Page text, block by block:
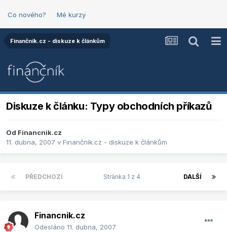
Co nového? Mé kurzy
Finančník.cz - diskuze k článkům
Diskuze k článku: Typy obchodních příkazů
Od Financnik.cz
11. dubna, 2007 v Finančník.cz - diskuze k článkům
PŘEDCHOZÍ DALŠÍ
Stránka 1 z 4
Financnik.cz
Odesláno 11. dubna, 2007